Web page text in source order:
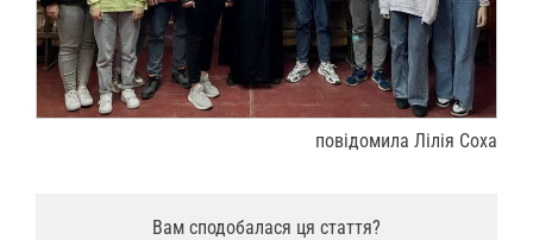
повідомила Лілія Соха
Вам сподобалася ця стаття?